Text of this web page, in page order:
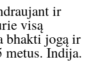
ir
visą
bhakti jogą ir
metus. Indija.